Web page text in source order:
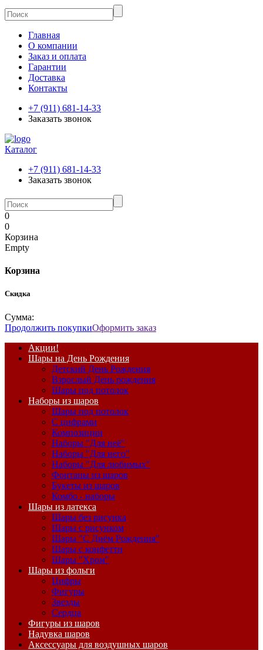
Главная
О компании
Заказ и оплата
Гарантии
Доставка
Контакты
+7 (911) 681-14-33
Заказать звонок
Каталог
+7 (911) 681-14-33
Заказать звонок
0
0
Корзина
Empty
Корзина
Скидка
Сумма:
Продолжить покупкиОформить заказ
Акции!
Шары на День Рождения
Детский День Рождения
Взрослый День рождения
Шары под потолок
Наборы из шаров
Шары под потолок
С цифрами
Композиции
Наборы "Для неё"
Наборы "Для него"
Наборы "Для любимых"
Фонтаны из шаров
Букеты из шаров
Комбо - наборы
Шары из латекса
Шары без рисунка
Шары с рисунком
Шары "С Днём Рождения"
Шары с конфетти
Шары "Хром"
Шары из фольги
Цифры
Фигуры
Звезды
Сердца
Фигуры из шаров
Надувка шаров
Аксессуары для воздушных шаров